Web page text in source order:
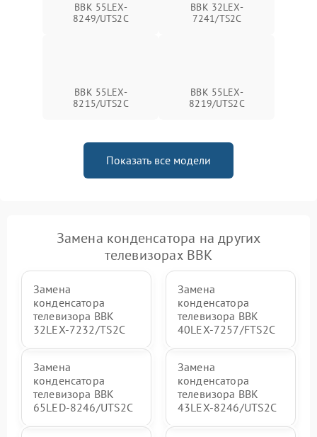
BBK 55LEX-
8249/UTS2C
BBK 32LEX-
7241/TS2C
BBK 55LEX-
8215/UTS2C
BBK 55LEX-
8219/UTS2C
Показать все модели
Замена конденсатора на других
телевизорах BBK
Замена
конденсатора
телевизора BBK
32LEX-7232/TS2C
Замена
конденсатора
телевизора BBK
40LEX-7257/FTS2C
Замена
конденсатора
телевизора BBK
65LED-8246/UTS2C
Замена
конденсатора
телевизора BBK
43LEX-8246/UTS2C